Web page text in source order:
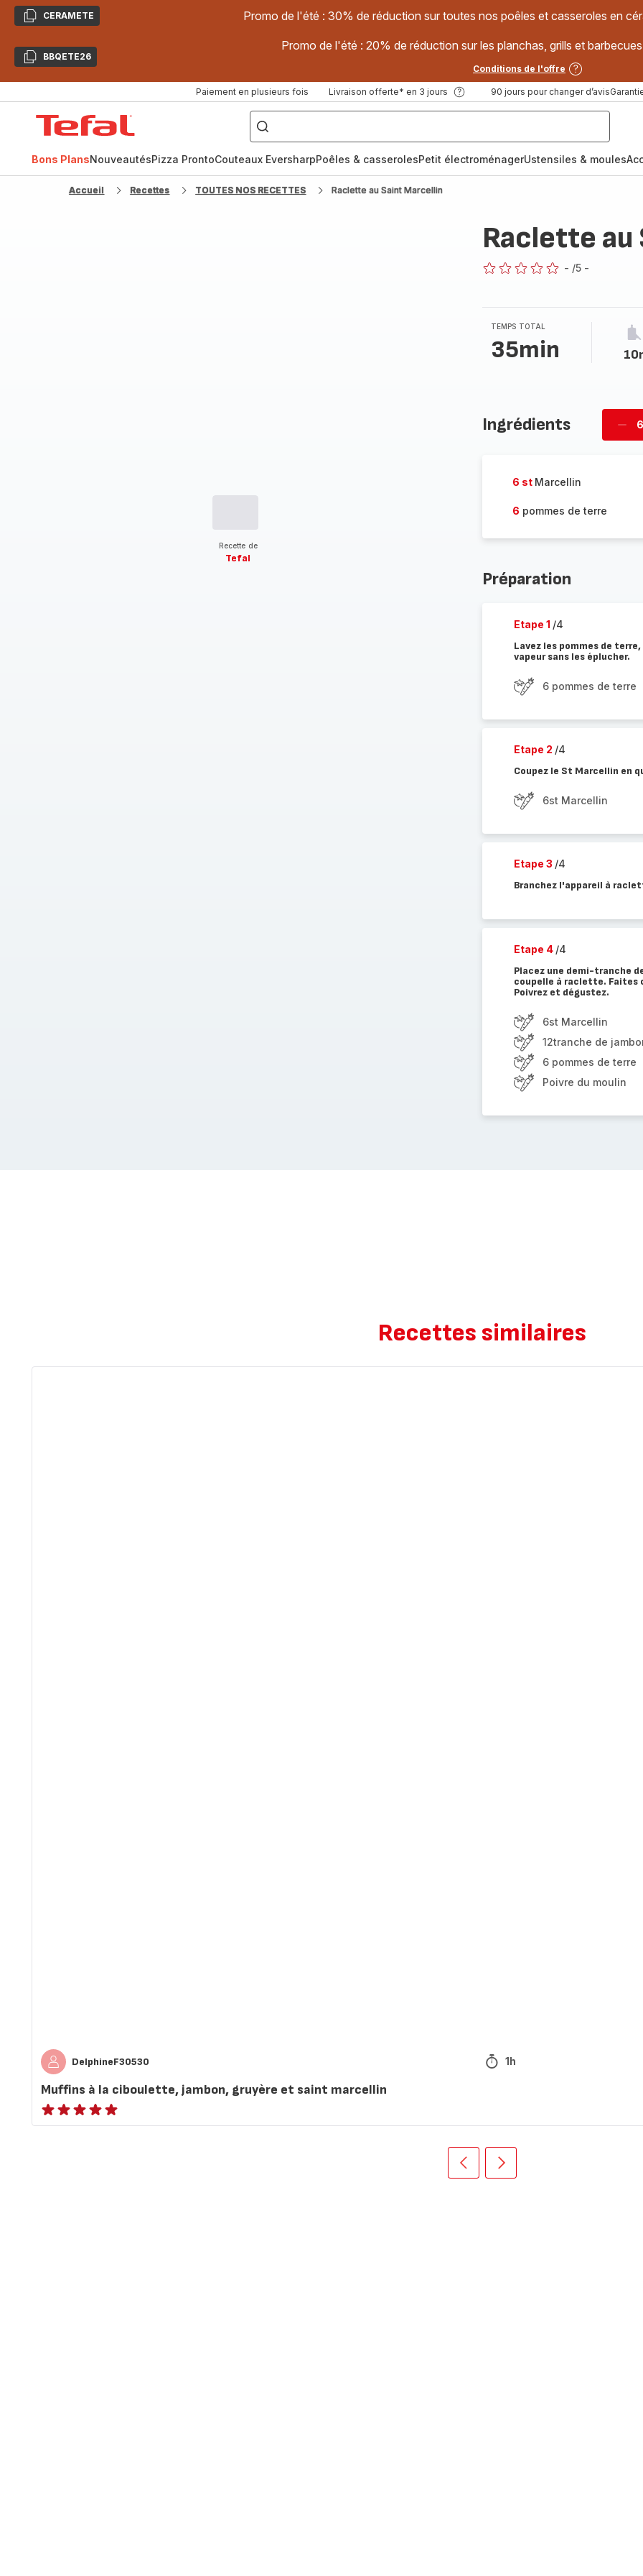
CopierCERAMETE Promo de l'été : 30% de réduction sur toutes nos poêles et casseroles en
CopierBBQETE26
Promo de l'été : 20% de réduction sur les planchas, grills et
Conditions de l'offre
Paiement en plusieurs fois Livraison offerte* en 3 jours 90 jours pour changer d’avis
["Poêles
inox,
Cake
Factory,
Bons PlansNouveautésPizza ProntoCouteaux EversharpPoêles & casserolesPetit électroménagerUstensiles & moules
Accueil Recettes TOUTES NOS RECETTES Raclette au Saint Marcellin
Recette de
Tefal
Raclette
- /5 -
TEMPS TOTAL
35min
Ingrédients
6 st Marcellin
6 pommes de terre
Préparation
Etape 1 /4
Lavez les pommes de
vapeur sans les éplucher.
6 pommes de terre
Etape 2 /4
Coupez le St Marcellin en
6st Marcellin
Etape 3 /4
Branchez l'appareil à
Etape 4 /4
Placez une demi-tranche
coupelle à raclette. Faites
Poivrez et dégustez.
6st Marcellin
12tranche de
6 pommes de terre
Poivre du moulin
Recettes similaires
DelphineF30530 1h
Muffins à la ciboulette, jambon, gruyère et saint marcellin
ratings.NaN
Précédent
Recipe
Suivant
Recipe